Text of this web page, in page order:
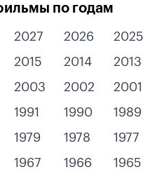
по годам
2027 2026 2025
2015 2014 2013
2003 2002 2001
1991 1990 1989
1979 1978 1977
1967 1966 1965